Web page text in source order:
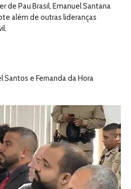
de Pau Brasil, Emanuel Santana
além de outras lideranças
Santos e Fernanda da Hora